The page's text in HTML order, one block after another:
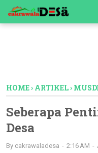
HOME› ARTIKEL›
Seberapa
Desa
By cakrawaladesa 2:16 AM